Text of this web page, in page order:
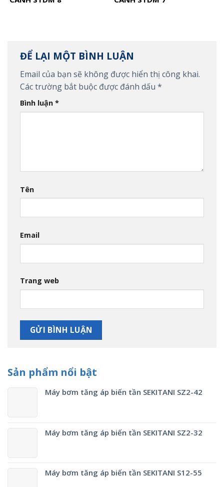
ĐỂ LẠI MỘT BÌNH LUẬN
Email của bạn sẽ không được hiển thị công khai.
Các trường bắt buộc được đánh dấu *
Bình luận *
Tên
Email
Trang web
Sản phẩm nổi bật
Máy bơm tăng áp biến tần SEKITANI SZ2-42
Máy bơm tăng áp biến tần SEKITANI SZ2-32
Máy bơm tăng áp biến tần SEKITANI S12-55